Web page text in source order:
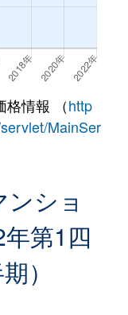
格情報 （http
MainSer
ショ
第1四
）